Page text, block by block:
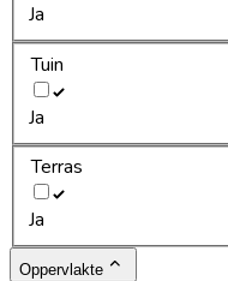
Ja
Tuin
Ja
Terras
Ja
Oppervlakte